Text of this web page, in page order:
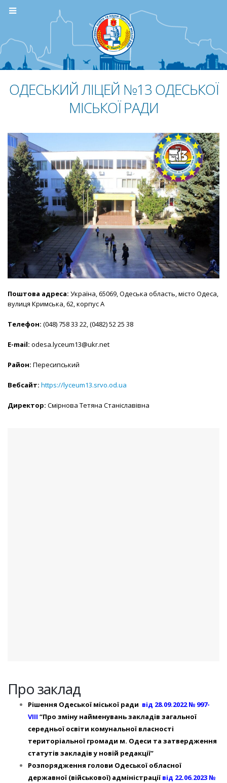
ОДЕСЬКИЙ ЛІЦЕЙ №13 ОДЕСЬКОЇ
МІСЬКОЇ РАДИ
Поштова адреса: Україна, 65069, Одеська область, місто Одеса,
вулиця Кримська, 62, корпус А
Телефон: (048) 758 33 22, (0482) 52 25 38
E-mail: odesa.lyceum13@ukr.net
Район: Пересипський
Вебсайт: https://lyceum13.srvo.od.ua
Директор: Смірнова Тетяна Станіславівна
Про заклад
Рішення Одеської міської ради від 28.09.2022№ 997-
VIІI “Про зміну найменувань закладів загальної
середньої освіти комунальної власності
територіальної громади м. Одеси та затвердження
статутів закладів у новій редакції”
Розпорядження голови Одеської обласної
державної (військової) адміністрації від 22.06.2023 №